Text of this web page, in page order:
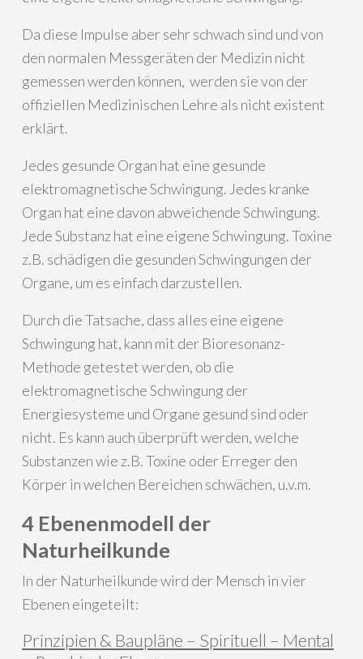
Da diese Impulse aber sehr schwach sind und von
den normalen Messgeräten der Medizin nicht
gemessen werden können, werden sie von der
offiziellen Medizinischen Lehre als nicht existent
erklärt.
Jedes gesunde Organ hat eine gesunde
elektromagnetische Schwingung. Jedes kranke
Organ hat eine davon abweichende Schwingung.
Jede Substanz hat eine eigene Schwingung. Toxine
z.B. schädigen die gesunden Schwingungen der
Organe, um es einfach darzustellen.
Durch die Tatsache, dass alles eine eigene
Schwingung hat, kann mit der Bioresonanz-
Methode getestet werden, ob die
elektromagnetische Schwingung der
Energiesysteme und Organe gesund sind oder
nicht. Es kann auch überprüft werden, welche
Substanzen wie z.B. Toxine oder Erreger den
Körper in welchen Bereichen schwächen, u.v.m.
4 Ebenenmodell der
Naturheilkunde
In der Naturheilkunde wird der Mensch in vier
Ebenen eingeteilt:
Prinzipien & Baupläne – Spirituell – Mental